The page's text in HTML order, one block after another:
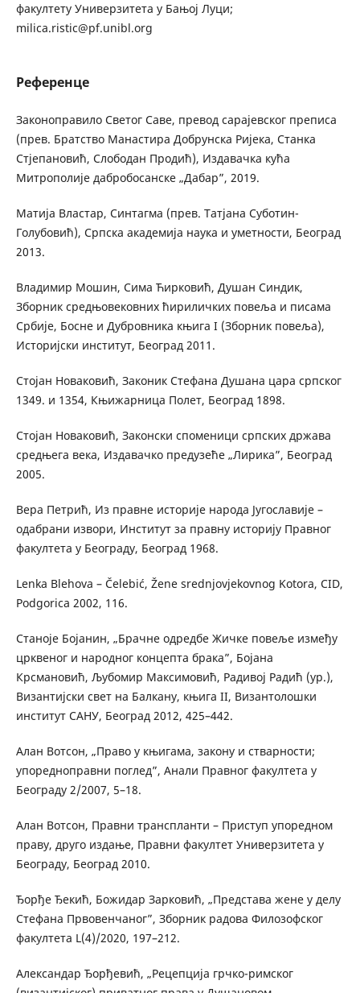
факултету Универзитета у Бањој Луци;
milica.ristic@pf.unibl.org
Референце
Законоправило Светог Саве, превод сарајевског преписа
(прев. Братство Манастира Добрунска Ријека, Станка
Стјепановић, Слободан Продић), Издавачка кућа
Митрополије дабробосанске „Дабар”, 2019.
Матија Властар, Синтагма (прев. Татјана Суботин-
Голубовић), Српска академија наука и уметности, Београд
2013.
Владимир Мошин, Сима Ћирковић, Душан Синдик,
Зборник средњовековних ћириличких повеља и писама
Србије, Босне и Дубровника књига I (Зборник повеља),
Историјски институт, Београд 2011.
Стојан Новаковић, Законик Стефана Душана цара српског
1349. и 1354, Књижарница Полет, Београд 1898.
Стојан Новаковић, Законски споменици српских држава
средњега века, Издавачко предузеће „Лирика”, Београд
2005.
Вера Петрић, Из правне историје народа Југославије –
одабрани извори, Институт за правну историју Правног
факултета у Београду, Београд 1968.
Lenka Blehova – Čelebić, Žene srednjovjekovnog Kotora, CID,
Podgorica 2002, 116.
Станоје Бојанин, „Брачне одредбе Жичке повеље између
црквеног и народног концепта брака”, Бојана
Крсмановић, Љубомир Максимовић, Радивој Радић (ур.),
Византијски свет на Балкану, књига II, Византолошки
институт САНУ, Београд 2012, 425–442.
Алан Вотсон, „Право у књигама, закону и стварности;
упоредноправни поглед”, Анали Правног факултета у
Београду 2/2007, 5–18.
Алан Вотсон, Правни транспланти – Приступ упоредном
праву, друго издање, Правни факултет Универзитета у
Београду, Београд 2010.
Ђорђе Ђекић, Божидар Зарковић, „Представа жене у делу
Стефана Првовенчаног”, Зборник радова Филозофског
факултета L(4)/2020, 197–212.
Александар Ђорђевић, „Рецепција грчко-римског